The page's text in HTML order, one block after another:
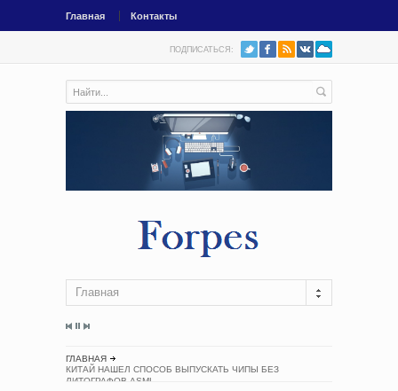
Главная Контакты
ПОДПИСАТЬСЯ:
Главная
ГЛАВНАЯ
КИТАЙ НАШЕЛ СПОСОБ ВЫПУСКАТЬ ЧИПЫ БЕЗ
ЛИТОГРАФОВ ASML